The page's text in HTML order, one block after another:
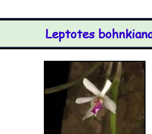
Leptotes